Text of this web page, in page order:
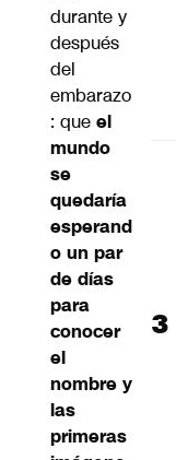
durante y
después
del
embarazo
: que el
mundo
se
quedaría
esperand
o un par
de días
para
conocer
el
nombre y
las
primeras